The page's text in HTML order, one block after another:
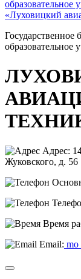
Государственное
образовательное
Адрес:
Жуковского, д. 56
Время
Email: